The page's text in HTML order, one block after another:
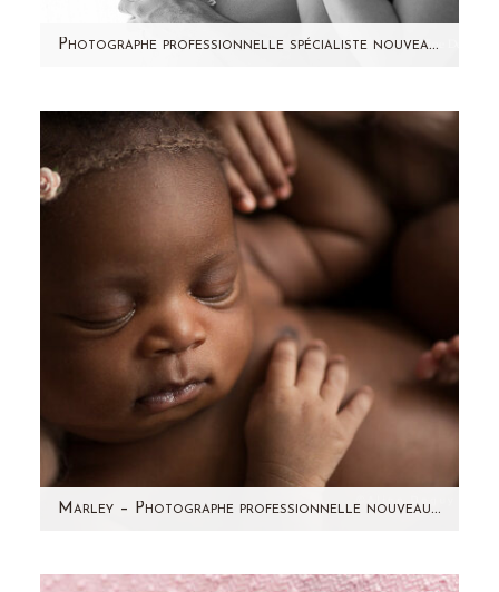
Photographe professionnelle spécialiste nouveau-ne à domicile 92 – Camille
séance photo famille à domicile qui a eu lieu
l'année dernière en…
Marley – Photographe professionnelle nouveau-né Paris – Aline Deguy